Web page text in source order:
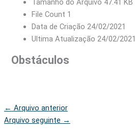
Tamanho do Arquivo 47.41 KB
File Count 1
Data de Criação24/02/2021
Ultima Atualização24/02/2021
Obstáculos
← Arquivo anterior
Arquivo seguinte →